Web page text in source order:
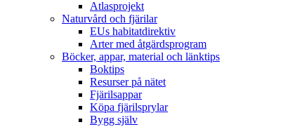
Atlasprojekt
Naturvård och fjärilar
EUs habitatdirektiv
Arter med åtgärdsprogram
Böcker, appar, material och länktips
Boktips
Resurser på nätet
Fjärilsappar
Köpa fjärilsprylar
Bygg själv